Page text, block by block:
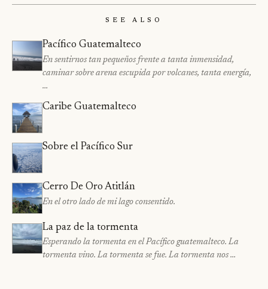
See Also
Pacífico Guatemalteco
En sentirnos tan pequeños frente a tanta inmensidad,
caminar sobre arena escupida por volcanes, tanta energía,
…
Caribe Guatemalteco
Sobre el Pacífico Sur
Cerro De Oro Atitlán
En el otro lado de mi lago consentido.
La paz de la tormenta
Esperando la tormenta en el Pacífico guatemalteco. La
tormenta vino. La tormenta se fue. La tormenta nos …